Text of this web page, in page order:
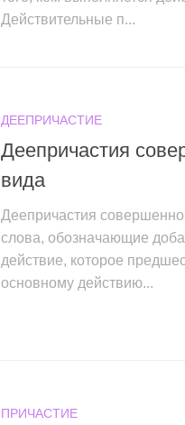
Действительные п...
ДЕЕПРИЧАСТИЕ
Деепричастия
вида
Деепричастия
слова, обозначающие
действие, которое
основному действию...
ПРИЧАСТИЕ